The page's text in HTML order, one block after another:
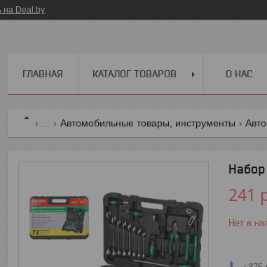
на Deal.by
ГЛАВНАЯ КАТАЛОГ ТОВАРОВ О НАС
Автомобильные товары, инструменты
241
Нет в